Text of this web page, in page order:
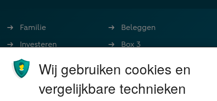
Familie
Investeren
Ondernemen
Stoppen met werken
Wonen
Beleggen
Box 3
Nalatenschap
Schenken
Wij gebruiken cookies en
vergelijkbare technieken